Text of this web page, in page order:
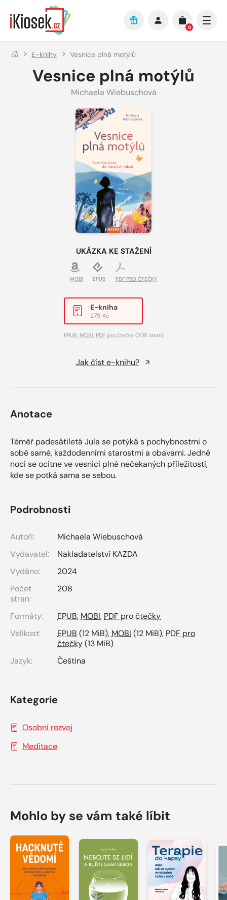
Přejít na hlavní obsah
0
E-knihy Vesnice plná motýlů
Vesnice plná motýlů
Michaela Wiebuschová
UKÁZKA KE STAŽENÍ
MOBI EPUB PDF PRO ČTEČKY
E-kniha
279 Kč
EPUB MOBI PDF pro čtečky(208 stran)
Jak číst e-knihu?
Anotace
Téměř padesátiletá Jula se potýká s pochybnostmi o
sobě samé, každodenními starostmi a obavami. Jedné
noci se ocitne ve vesnici plné nečekaných příležitostí,
kde se potká sama se sebou.
Podrobnosti
Autoři:
Michaela Wiebuschová
Vydavatel:
Nakladatelství KAZDA
Vydáno:
2024
Počet
stran:
208
Formáty: EPUB, MOBI, PDF pro čtečky
Velikost:
EPUB (12 MiB), MOBI (12 MiB), PDF pro
čtečky(13 MiB)
Jazyk:
Čeština
Kategorie
Osobní rozvoj
Meditace
Mohlo by se vám také líbit